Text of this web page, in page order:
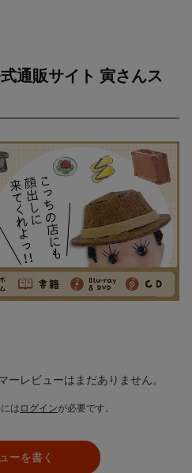
通販サイト 寅さんス
ーレビューはまだありません。
は ログインが必要です。
ーを書く